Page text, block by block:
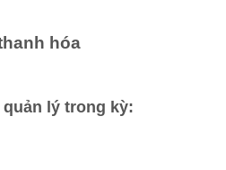
hóa
lý trong kỳ: